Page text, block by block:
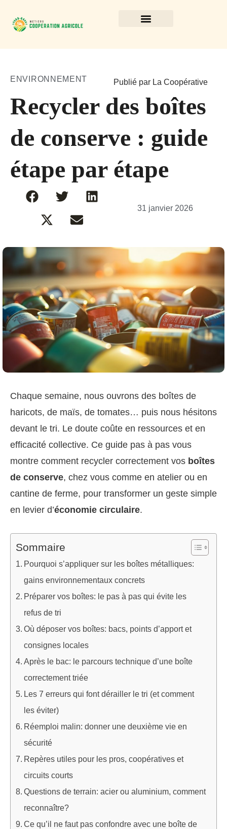
ENVIRONNEMENT Publié par La Coopérative
Recycler des boîtes
de conserve : guide
étape par étape
31 janvier 2026
Chaque semaine, nous ouvrons des boîtes de
haricots, de maïs, de tomates… puis nous hésitons
devant le tri. Le doute coûte en ressources et en
efficacité collective. Ce guide pas à pas vous
montre comment recycler correctement vos boîtes
de conserve, chez vous comme en atelier ou en
cantine de ferme, pour transformer un geste simple
en levier d’économie circulaire.
Sommaire
Pourquoi s’appliquer sur les boîtes métalliques:
gains environnementaux concrets
Préparer vos boîtes: le pas à pas qui évite les
refus de tri
Où déposer vos boîtes: bacs, points d’apport et
consignes locales
Après le bac: le parcours technique d’une boîte
correctement triée
Les 7 erreurs qui font dérailler le tri (et comment
les éviter)
Réemploi malin: donner une deuxième vie en
sécurité
Repères utiles pour les pros, coopératives et
circuits courts
Questions de terrain: acier ou aluminium, comment
reconnaître?
Ce qu’il ne faut pas confondre avec une boîte de